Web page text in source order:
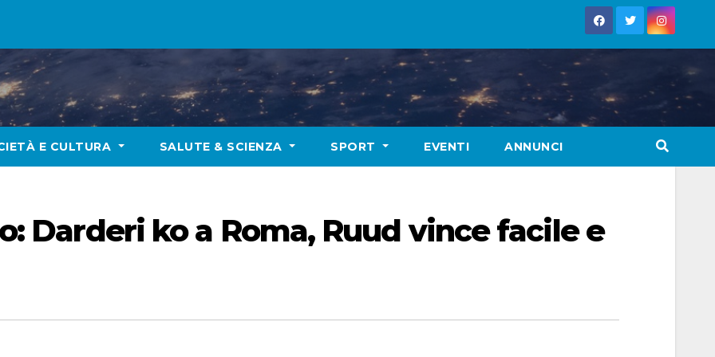
E CULTURA SALUTE & SCIENZA SPORT EVENTI ANNUNCI
Darderi ko a Roma, Ruud vince facile e